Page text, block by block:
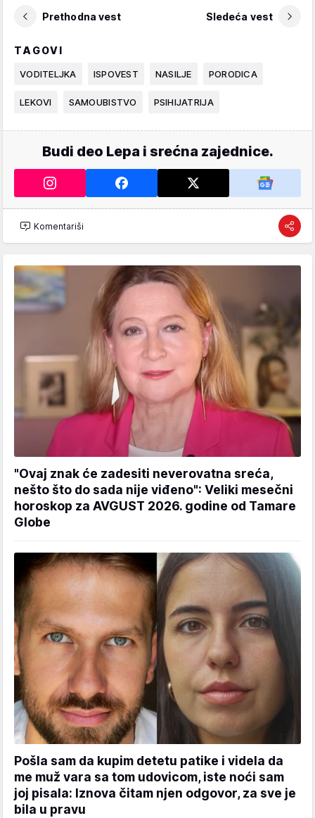
Prethodna vest Sledeća vest
TAGOVI
VODITELJKA ISPOVEST NASILJE PORODICA
LEKOVI SAMOUBISTVO PSIHIJATRIJA
Budi deo Lepa i srećna zajednice.
Komentariši
"Ovaj znak će zadesiti neverovatna sreća,
nešto što do sada nije viđeno": Veliki mesečni
horoskop za AVGUST 2026. godine od Tamare
Globe
Pošla sam da kupim detetu patike i videla da
me muž vara sa tom udovicom, iste noći sam
joj pisala: Iznova čitam njen odgovor, za sve je
bila u pravu